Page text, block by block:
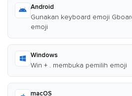
Android
Gunakan keyboard emoji
emoji
Windows
Win + . membuka pemilih emoji
macOS